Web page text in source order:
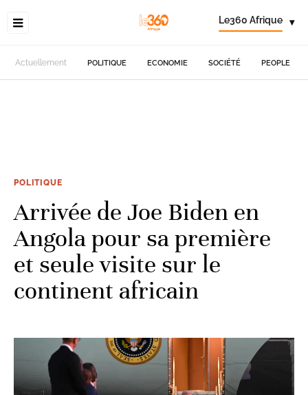
Le360 Afrique ▾
Actuellement POLITIQUE ECONOMIE SOCIÉTÉ PEOPLE
POLITIQUE
Arrivée de Joe Biden en
Angola pour sa première
et seule visite sur le
continent africain